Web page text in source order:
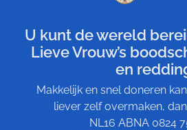
U kunt de wereld
Lieve Vrouw’s
en
Makkelijk en snel doneren
liever zelf overmaken,
NL16 ABNA 0824